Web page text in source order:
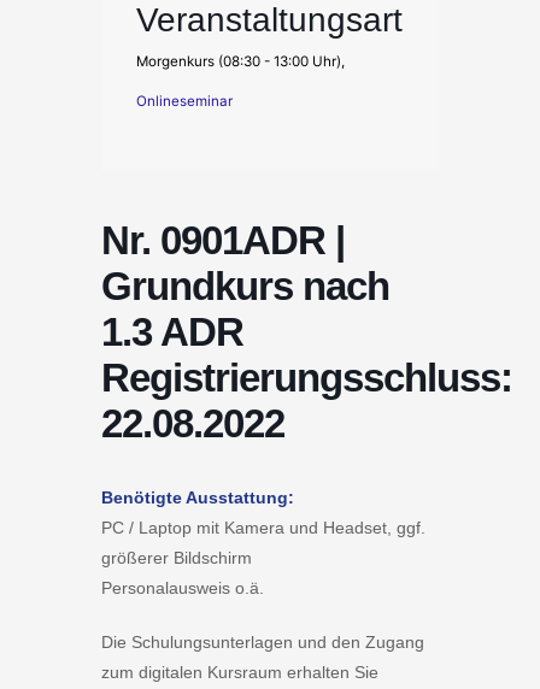
Veranstaltungsart
Morgenkurs (08:30 - 13:00 Uhr),
Onlineseminar
Nr. 0901ADR |
Grundkurs nach
1.3 ADR
Registrierungsschluss:
22.08.2022
Benötigte Ausstattung:
PC / Laptop mit Kamera und Headset, ggf.
größerer Bildschirm
Personalausweis o.ä.
Die Schulungsunterlagen und den Zugang
zum digitalen Kursraum erhalten Sie